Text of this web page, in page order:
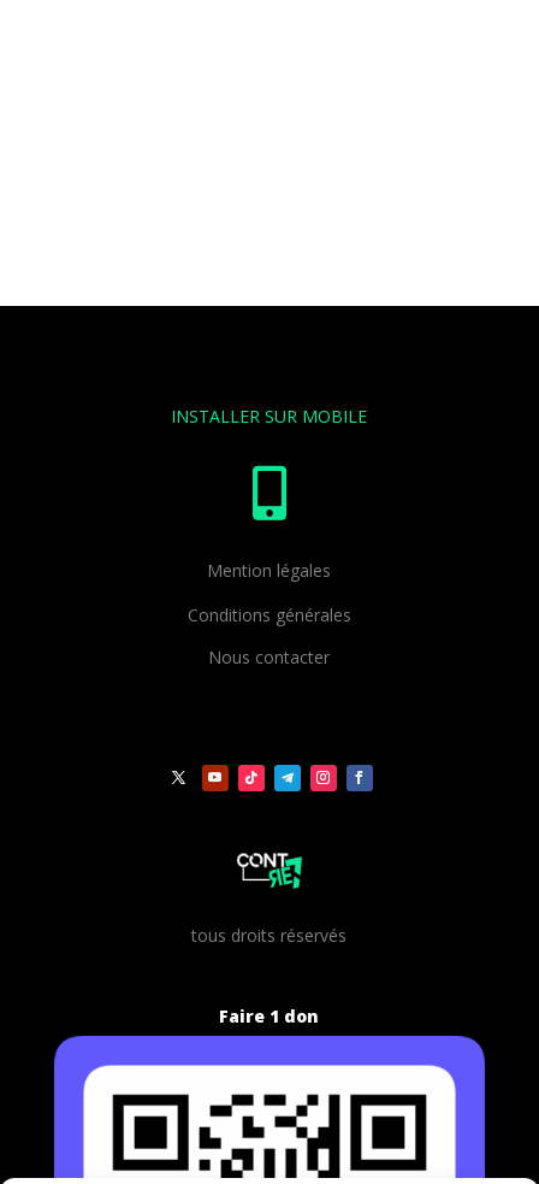
INSTALLER SUR MOBILE

Mention légales
Conditions générales
Nous contacter
tous droits réservés
Faire 1 don